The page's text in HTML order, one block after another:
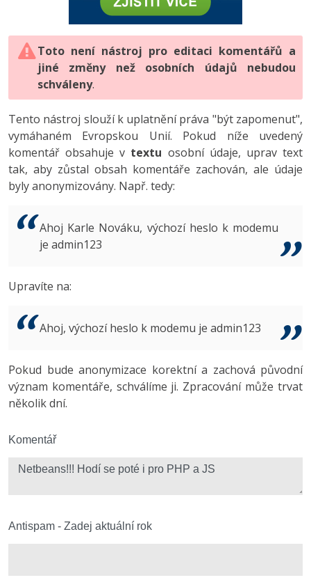
HTML5, CSS3, Bootstrap, SEO
SQL a databáze
Testování a verzování
UML a návrhové vzory
React
Spring
ASP.NET MVC
Best practices
PHP
JavaScript
Python
HTML / CSS
UML a návrhové vzory
MySQL/MariaDB
MS-SQL
Vývojář mobilních aplikací
C# Game developer
Tester
Systémový administrátor
3D grafik
Copywriter
WordPress specialista
-80%
JavaScript -80%
PHP -80%
Swift -80%
Kotlin -80%
VB.NET
Algoritmy -41%
Umělá inteligence (AI) -10%
Fórum
Digitální gramotnost
Marketing
WordPress
SEO
UX
Business
Copywriting
Windows
Kybernetická bezpečnost
Photoshop -80%
Adobe Illustrator -80%
Adobe Lightroom
Adobe XD
Adobe InDesign -25%
Adobe After Effects
Inkscape
Fórum
Toto není nástroj pro editaci komentářů a
jiné změny než osobních údajů nebudou
schváleny.
Tento nástroj slouží k uplatnění práva "být zapomenut",
vymáhaném Evropskou Unií. Pokud níže uvedený
komentář obsahuje v textu osobní údaje, uprav text
tak, aby zůstal obsah komentáře zachován, ale údaje
byly anonymizovány. Např. tedy:
Ahoj Karle Nováku, výchozí heslo k modemu
je admin123
Upravíte na:
Ahoj, výchozí heslo k modemu je admin123
Pokud bude anonymizace korektní a zachová původní
význam komentáře, schválíme ji. Zpracování může trvat
několik dní.
Komentář
Antispam - Zadej aktuální rok